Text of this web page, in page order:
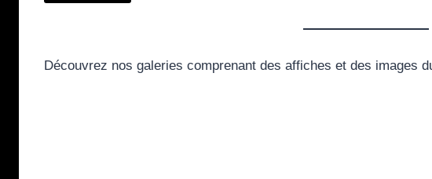
Découvrez nos galeries comprenant des affiches et des images